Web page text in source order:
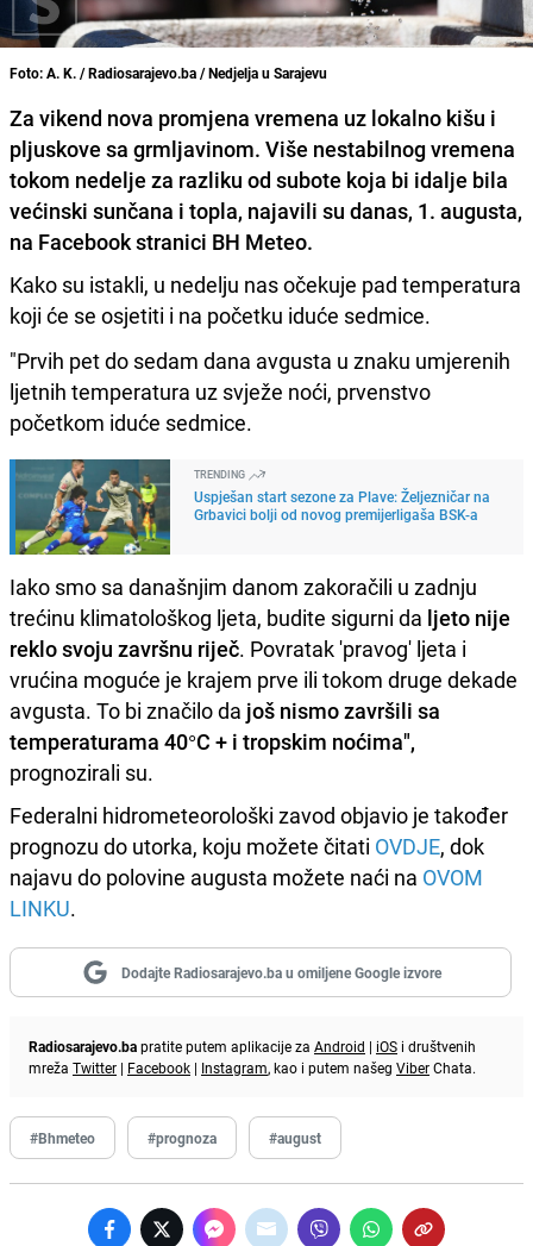
Foto: A. K. / Radiosarajevo.ba / Nedjelja u Sarajevu
Za vikend nova promjena vremena uz lokalno kišu i
pljuskove sa grmljavinom. Više nestabilnog vremena
tokom nedelje za razliku od subote koja bi idalje bila
većinski sunčana i topla, najavili su danas, 1. augusta,
na Facebook stranici BH Meteo.
Kako su istakli, u nedelju nas očekuje pad temperatura
koji će se osjetiti i na početku iduće sedmice.
"Prvih pet do sedam dana avgusta u znaku umjerenih
ljetnih temperatura uz svježe noći, prvenstvo
početkom iduće sedmice.
TRENDING
Uspješan start sezone za Plave: Željezničar na
Grbavici bolji od novog premijerligaša BSK-a
Iako smo sa današnjim danom zakoračili u zadnju
trećinu klimatološkog ljeta, budite sigurni da ljeto nije
reklo svoju završnu riječ. Povratak 'pravog' ljeta i
vrućina moguće je krajem prve ili tokom druge dekade
avgusta. To bi značilo da još nismo završili sa
temperaturama 40°C + i tropskim noćima",
prognozirali su.
Federalni hidrometeorološki zavod objavio je također
prognozu do utorka, koju možete čitati OVDJE, dok
najavu do polovine augusta možete naći na OVOM
LINKU.
Dodajte Radiosarajevo.ba u omiljene Google izvore
Radiosarajevo.bapratite putem aplikacije za Android | iOS i društvenih
mreža Twitter | Facebook | Instagram, kao i putem našeg ViberChata.
#Bhmeteo #prognoza #august